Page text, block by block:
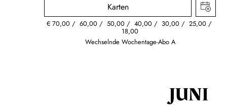
Karten
€ 70,00 60,00 50,00 40,00 30,00 25,00
18,00
Wechselnde Wochentage-Abo A
JUNI